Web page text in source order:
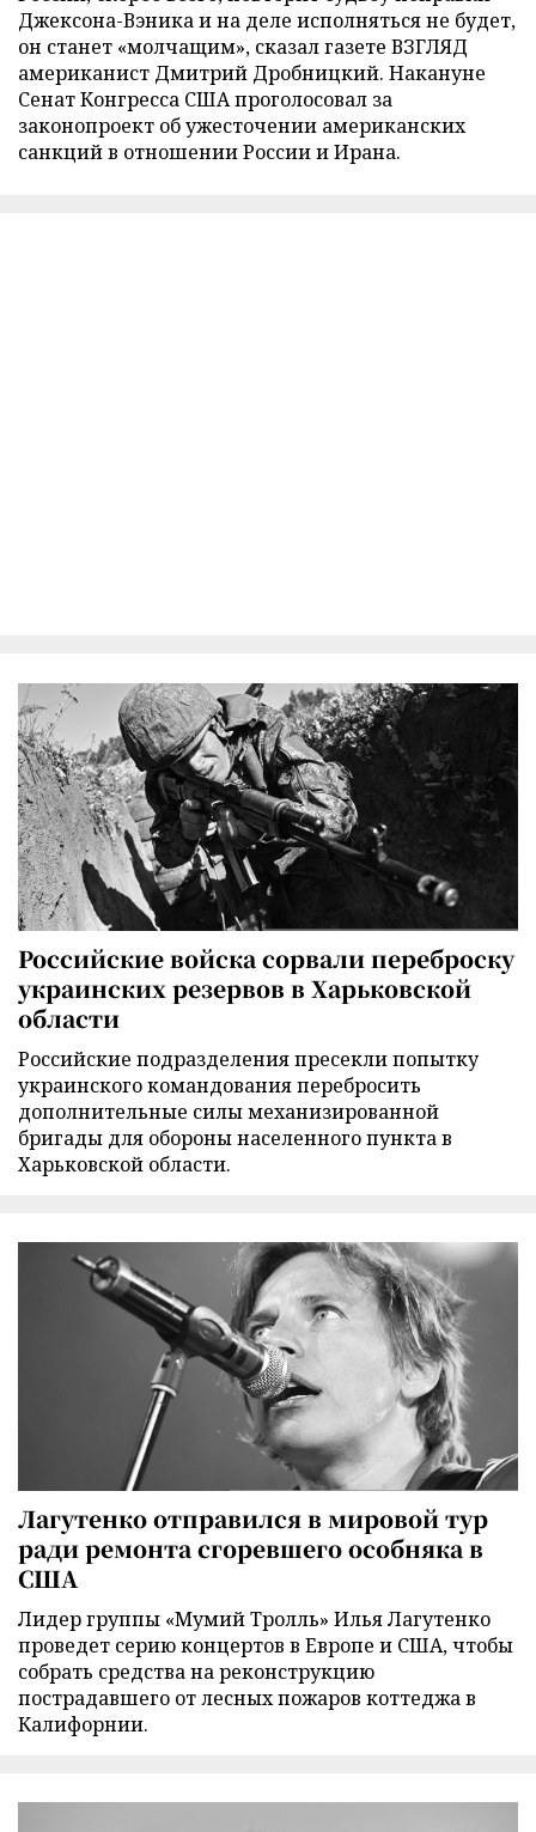
Джексона-Вэника и на деле исполняться не будет,
он станет «молчащим», сказал газете ВЗГЛЯД
американист Дмитрий Дробницкий. Накануне
Сенат Конгресса США проголосовал за
законопроект об ужесточении американских
санкций в отношении России и Ирана.
Российские войска сорвали переброску
украинских резервов в Харьковской
области
Российские подразделения пресекли попытку
украинского командования перебросить
дополнительные силы механизированной
бригады для обороны населенного пункта в
Харьковской области.
Лагутенко отправился в мировой тур
ради ремонта сгоревшего особняка в
США
Лидер группы «Мумий Тролль» Илья Лагутенко
проведет серию концертов в Европе и США, чтобы
собрать средства на реконструкцию
пострадавшего от лесных пожаров коттеджа в
Калифорнии.